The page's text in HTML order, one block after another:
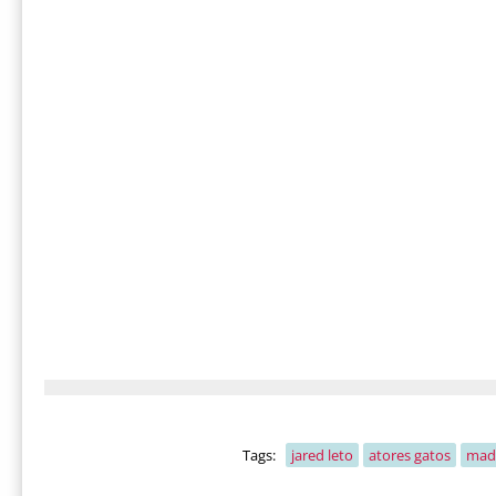
Tags: jared leto atores gatos